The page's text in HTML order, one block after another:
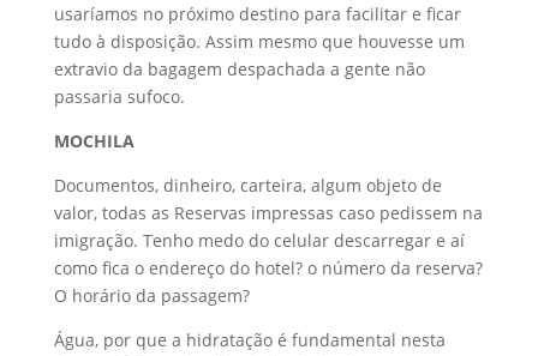
usaríamos no próximo destino para facilitar e ficar
tudo à disposição. Assim mesmo que houvesse um
extravio da bagagem despachada a gente não
passaria sufoco.
MOCHILA
Documentos, dinheiro, carteira, algum objeto de
valor, todas as Reservas impressas caso pedissem na
imigração. Tenho medo do celular descarregar e aí
como fica o endereço do hotel? o número da reserva?
O horário da passagem?
Água, por que a hidratação é fundamental nesta